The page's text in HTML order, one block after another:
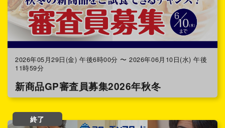
2026年05月29日(金) 午後6時00分 〜 2026年06月10日(水) 午後
11時59分
新商品GP審査員募集2026年秋冬
終了